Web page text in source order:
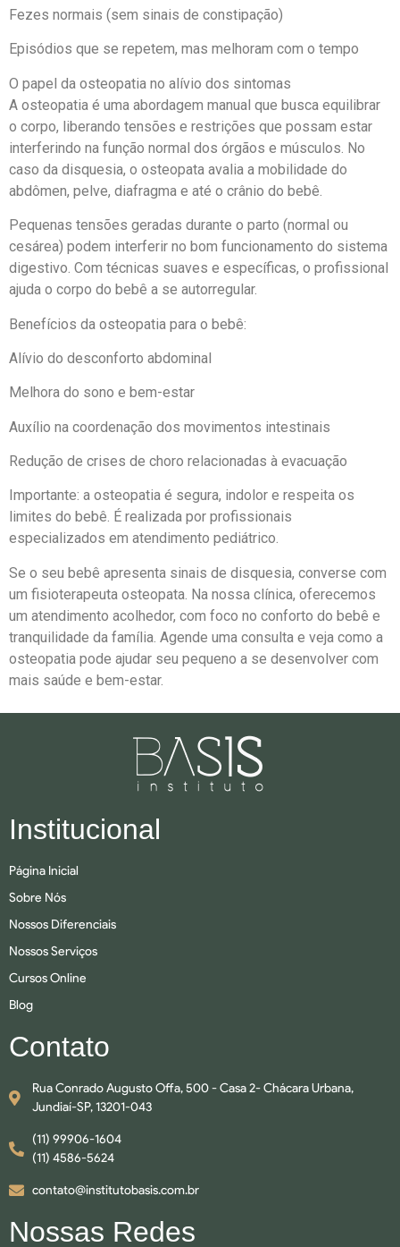
Fezes normais (sem sinais de constipação)
Episódios que se repetem, mas melhoram com o tempo
O papel da osteopatia no alívio dos sintomas
A osteopatia é uma abordagem manual que busca equilibrar
o corpo, liberando tensões e restrições que possam estar
interferindo na função normal dos órgãos e músculos. No
caso da disquesia, o osteopata avalia a mobilidade do
abdômen, pelve, diafragma e até o crânio do bebê.
Pequenas tensões geradas durante o parto (normal ou
cesárea) podem interferir no bom funcionamento do sistema
digestivo. Com técnicas suaves e específicas, o profissional
ajuda o corpo do bebê a se autorregular.
Benefícios da osteopatia para o bebê:
Alívio do desconforto abdominal
Melhora do sono e bem-estar
Auxílio na coordenação dos movimentos intestinais
Redução de crises de choro relacionadas à evacuação
Importante: a osteopatia é segura, indolor e respeita os
limites do bebê. É realizada por profissionais
especializados em atendimento pediátrico.
Se o seu bebê apresenta sinais de disquesia, converse com
um fisioterapeuta osteopata. Na nossa clínica, oferecemos
um atendimento acolhedor, com foco no conforto do bebê e
tranquilidade da família. Agende uma consulta e veja como a
osteopatia pode ajudar seu pequeno a se desenvolver com
mais saúde e bem-estar.
Institucional
Página Inicial
Sobre Nós
Nossos Diferenciais
Nossos Serviços
Cursos Online
Blog
Contato
Rua Conrado Augusto Offa, 500 - Casa 2- Chácara Urbana,
Jundiaí-SP, 13201-043
(11) 99906-1604
(11) 4586-5624
contato@institutobasis.com.br
Nossas Redes